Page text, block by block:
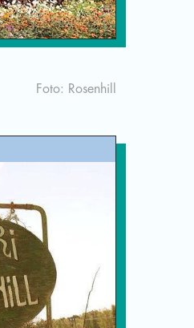
Foto: Rosenhill